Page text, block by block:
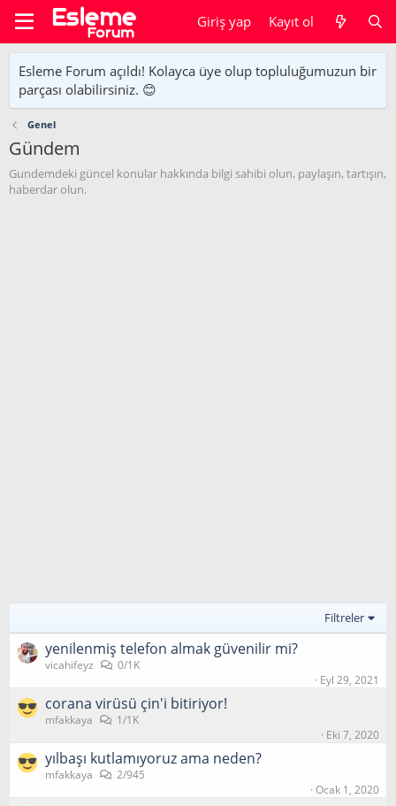
Giriş yap Kayıt ol
Esleme Forum açıldı! Kolayca üye olup topluluğumuzun bir
parçası olabilirsiniz. 😊
Genel
Gündem
Gundemdeki güncel konular hakkında bilgi sahibi olun, paylaşın, tartışın,
haberdar olun.
Filtreler
yenilenmiş telefon almak güvenilir mi?
vicahifeyz
0/1K
Eyl 29, 2021
corana virüsü çin'i bitiriyor!
mfakkaya
1/1K
Eki 7, 2020
yılbaşı kutlamıyoruz ama neden?
mfakkaya
2/945
Ocak 1, 2020